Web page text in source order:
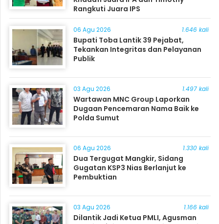
Rangkuti Juara IPS
06 Agu 2026 1.646 kali
Bupati Toba Lantik 39 Pejabat,
Tekankan Integritas dan Pelayanan
Publik
03 Agu 2026 1.497 kali
Wartawan MNC Group Laporkan
Dugaan Pencemaran Nama Baik ke
Polda Sumut
06 Agu 2026 1.330 kali
Dua Tergugat Mangkir, Sidang
Gugatan KSP3 Nias Berlanjut ke
Pembuktian
03 Agu 2026 1.166 kali
Dilantik Jadi Ketua PMLI, Agusman